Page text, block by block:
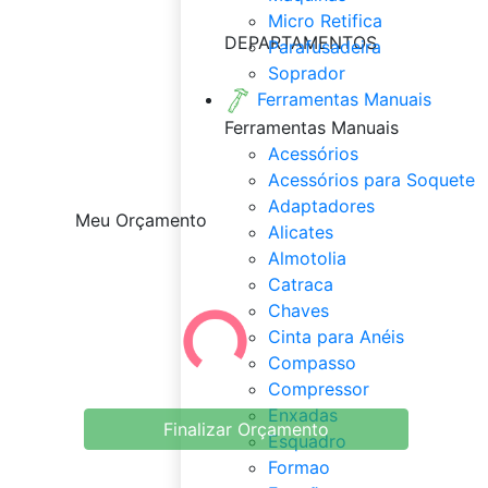
DEPARTAMENTOS
Micro Retifica
Parafusadeira
Soprador
Ferramentas Manuais
Ferramentas Manuais
Acessórios
Acessórios para Soquete
Adaptadores
Alicates
Almotolia
Catraca
Chaves
Cinta para Anéis
Compasso
Compressor
Enxadas
Esquadro
Formao
Meu Orçamento
Finalizar Orçamento